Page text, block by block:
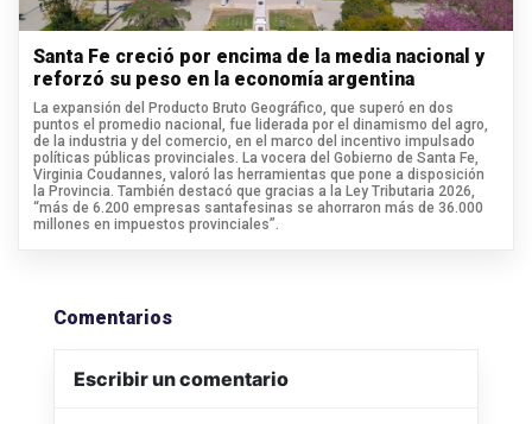
Santa Fe creció por encima de la media nacional y
reforzó su peso en la economía argentina
La expansión del Producto Bruto Geográfico, que superó en dos
puntos el promedio nacional, fue liderada por el dinamismo del agro,
de la industria y del comercio, en el marco del incentivo impulsado
políticas públicas provinciales. La vocera del Gobierno de Santa Fe,
Virginia Coudannes, valoró las herramientas que pone a disposición
la Provincia. También destacó que gracias a la Ley Tributaria 2026,
“más de 6.200 empresas santafesinas se ahorraron más de 36.000
millones en impuestos provinciales”.
Comentarios
Escribir un comentario